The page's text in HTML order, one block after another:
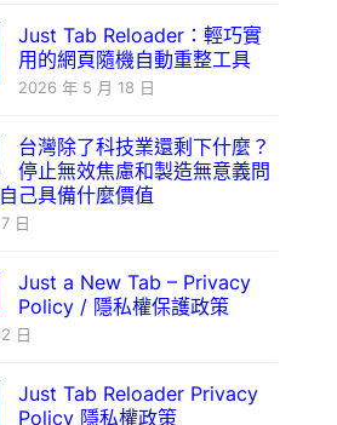
Just Tab Reloader：輕巧實
用的網頁隨機自動重整工具
2026 年 5 月 18 日
台灣除了科技業還剩下什麼？
停止無效焦慮和製造無意義問
己具備什麼價值
日
Just a New Tab – Privacy
Policy / 隱私權保護政策
日
Just Tab Reloader Privacy
Policy 隱私權政策